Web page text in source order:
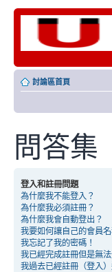
討論區首頁
問答集
登入和註冊問題
為什麼我不能登入？
為什麼我必須註冊？
為什麼我會自動登出？
我要如何讓自己的會員
我忘記了我的密碼！
我已經完成註冊但是無法
我過去已經註冊（登入